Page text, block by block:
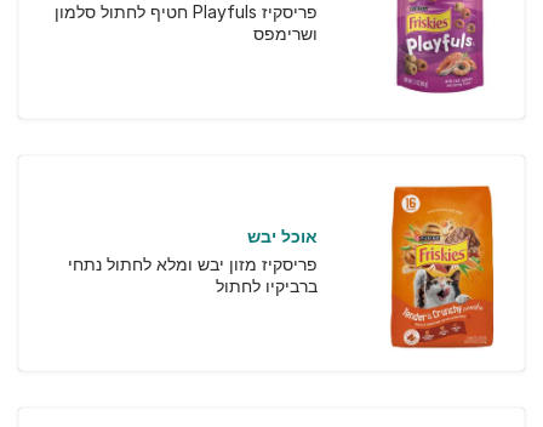
פריסקיז Playfuls חטיף לחתול סלמון
ושרימפס
אוכל יבש
פריסקיז מזון יבש ומלא לחתול נתחי
ברביקיו לחתול